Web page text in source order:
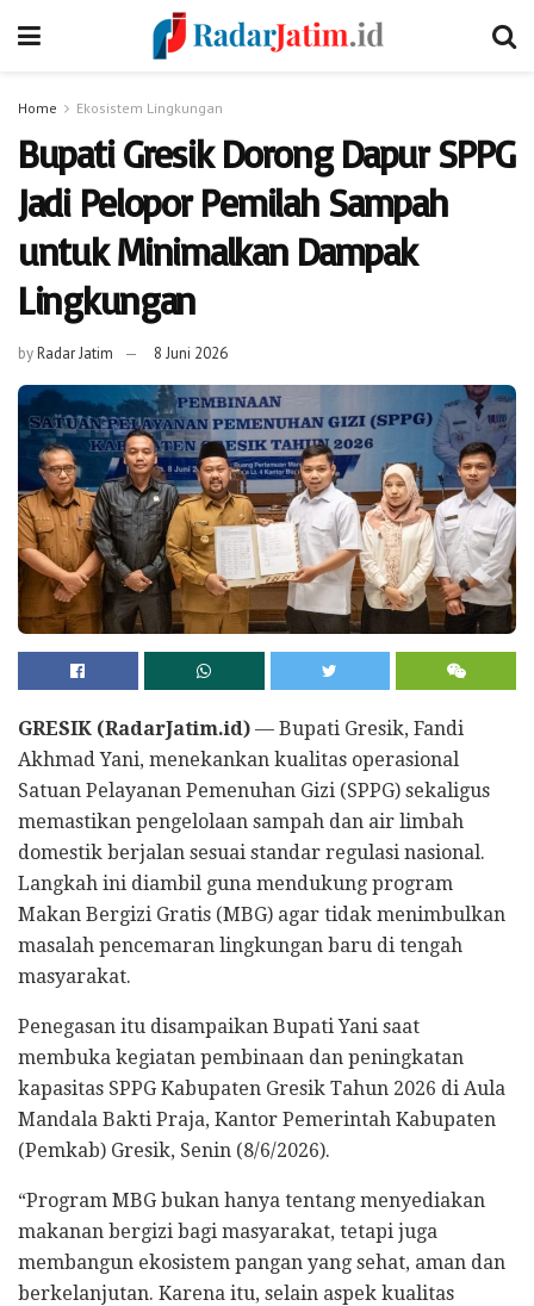
Home Ekosistem Lingkungan
Bupati Gresik Dorong Dapur SPPG
Jadi Pelopor Pemilah Sampah
untuk Minimalkan Dampak
Lingkungan
byRadar Jatim 8 Juni 2026
GRESIK (RadarJatim.id) — Bupati Gresik, Fandi
Akhmad Yani, menekankan kualitas operasional
Satuan Pelayanan Pemenuhan Gizi (SPPG) sekaligus
memastikan pengelolaan sampah dan air limbah
domestik berjalan sesuai standar regulasi nasional.
Langkah ini diambil guna mendukung program
Makan Bergizi Gratis (MBG) agar tidak menimbulkan
masalah pencemaran lingkungan baru di tengah
masyarakat.
Penegasan itu disampaikan Bupati Yani saat
membuka kegiatan pembinaan dan peningkatan
kapasitas SPPG Kabupaten Gresik Tahun 2026 di Aula
Mandala Bakti Praja, Kantor Pemerintah Kabupaten
(Pemkab) Gresik, Senin (8/6/2026).
“Program MBG bukan hanya tentang menyediakan
makanan bergizi bagi masyarakat, tetapi juga
membangun ekosistem pangan yang sehat, aman dan
berkelanjutan. Karena itu, selain aspek kualitas